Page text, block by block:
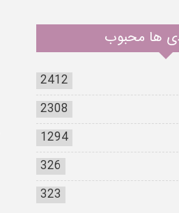
ها محبوب
2412
2308
1294
326
323